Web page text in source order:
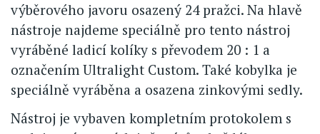
výběrového javoru osazený 24 pražci. Na hlavě
nástroje najdeme speciálně pro tento nástroj
vyráběné ladicí kolíky s převodem 20 : 1 a
označením Ultralight Custom. Také kobylka je
speciálně vyráběna a osazena zinkovými sedly.
Nástroj je vybaven kompletním protokolem s